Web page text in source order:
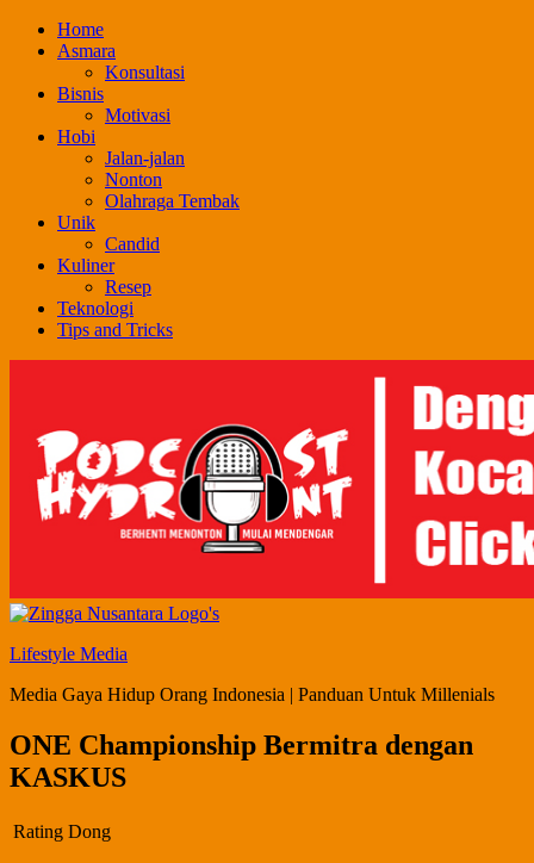
Skip
Home
Asmara
Konsultasi
Bisnis
Motivasi
Hobi
Jalan-jalan
Nonton
Olahraga Tembak
Unik
Candid
Kuliner
Resep
Teknologi
Tips and Tricks
Lifestyle Media
Media Gaya Hidup Orang Indonesia | Panduan Untuk Millenials
ONE Championship Bermitra dengan
KASKUS
Rating Dong